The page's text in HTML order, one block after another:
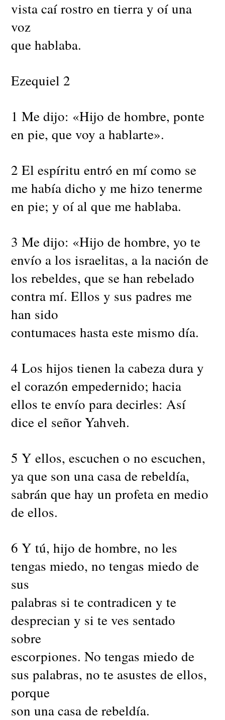
vista caí rostro en tierra y oí una
voz
que hablaba.
Ezequiel 2
1 Me dijo: «Hijo de hombre, ponte
en pie, que voy a hablarte».
2 El espíritu entró en mí como se
me había dicho y me hizo tenerme
en pie; y oí al que me hablaba.
3 Me dijo: «Hijo de hombre, yo te
envío a los israelitas, a la nación de
los rebeldes, que se han rebelado
contra mí. Ellos y sus padres me
han sido
contumaces hasta este mismo día.
4 Los hijos tienen la cabeza dura y
el corazón empedernido; hacia
ellos te envío para decirles: Así
dice el señor Yahveh.
5 Y ellos, escuchen o no escuchen,
ya que son una casa de rebeldía,
sabrán que hay un profeta en medio
de ellos.
6 Y tú, hijo de hombre, no les
tengas miedo, no tengas miedo de
sus
palabras si te contradicen y te
desprecian y si te ves sentado
sobre
escorpiones. No tengas miedo de
sus palabras, no te asustes de ellos,
porque
son una casa de rebeldía.